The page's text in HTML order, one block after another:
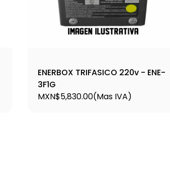
ENERBOX TRIFASICO 220v - ENE-
3F1G
MXN$5,830.00(Mas IVA)